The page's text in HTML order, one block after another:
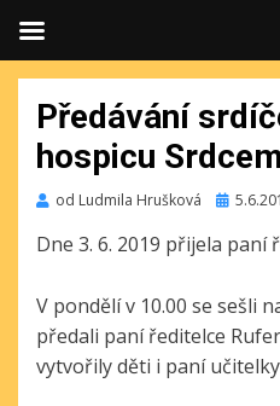
Předávání
hospicu
od Ludmila Hrušková
Dne 3. 6. 2019 přijela paní
V pondělí v 10.00 se sešli
předali paní ředitelce
vytvořily děti i paní